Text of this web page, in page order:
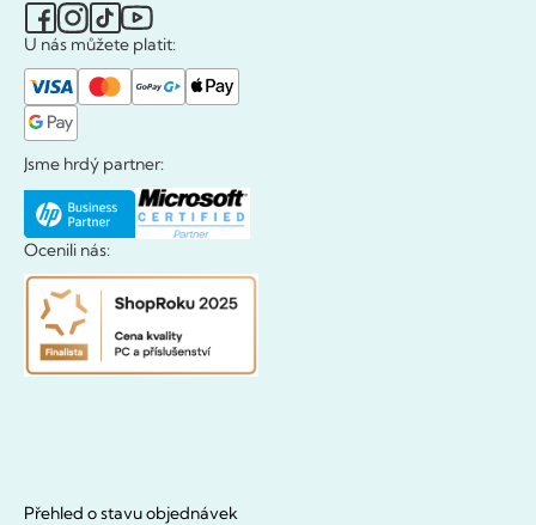
U nás můžete platit:
Jsme hrdý partner:
Ocenili nás:
Přehled o stavu objednávek